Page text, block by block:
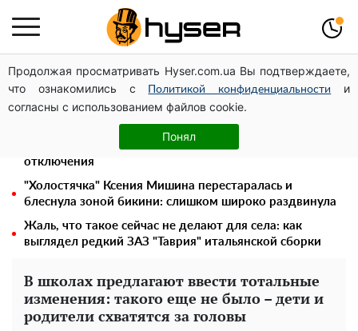
Продолжая просматривать Hyser.com.ua Вы подтверждаете,
что ознакомились с
Политикой конфиденциальности
и
согласны с использованием файлов cookie.
Понял
Украинская авиатранспортная ассоциация обратилась
в Минфин с призывом унифицировать
налогообложение авиализинга
Месяц без света, лютый холод и коммунальные
платежи на тысячи гривен: народ "ломают" в
отключения
"Холостячка" Ксения Мишина перестаралась и
блеснула зоной бикини: слишком широко раздвинула
Жаль, что такое сейчас не делают для села: как
выглядел редкий ЗАЗ "Таврия" итальянской сборки
В школах предлагают ввести тотальные
изменения: такого еще не было – дети и
родители схватятся за головы